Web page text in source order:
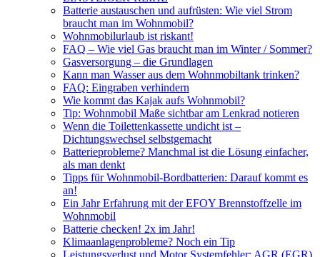
Batterie austauschen und aufrüsten: Wie viel Strom
braucht man im Wohnmobil?
Wohnmobilurlaub ist riskant!
FAQ – Wie viel Gas braucht man im Winter / Sommer?
Gasversorgung – die Grundlagen
Kann man Wasser aus dem Wohnmobiltank trinken?
FAQ: Eingraben verhindern
Wie kommt das Kajak aufs Wohnmobil?
Tip: Wohnmobil Maße sichtbar am Lenkrad notieren
Wenn die Toilettenkassette undicht ist –
Dichtungswechsel selbstgemacht
Batterieprobleme? Manchmal ist die Lösung einfacher,
als man denkt
Tipps für Wohnmobil-Bordbatterien: Darauf kommt es
an!
Ein Jahr Erfahrung mit der EFOY Brennstoffzelle im
Wohnmobil
Batterie checken! 2x im Jahr!
Klimaanlagenprobleme? Noch ein Tip
Leistungsverlust und Motor Systemfehler: AGR (EGR)